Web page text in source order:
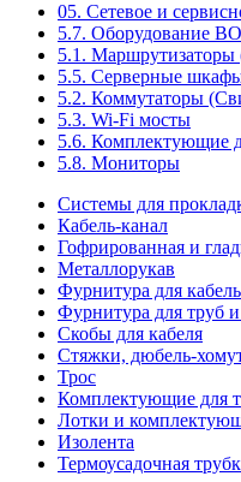
05. Сетевое и
5.7. Оборудование
5.1. Маршрутизаторы
5.5. Серверные
5.2. Коммутаторы
5.3. Wi-Fi мосты
5.6. Комплектующие
5.8. Мониторы
Системы для
Кабель-канал
Гофрированная и
Металлорукав
Фурнитура для
Фурнитура для труб
Скобы для кабеля
Стяжки, дюбель-
Трос
Комплектующие для
Лотки и
Изолента
Термоусадочная